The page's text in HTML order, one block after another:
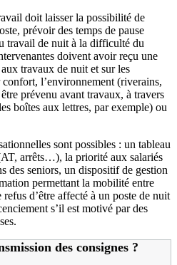
doit laisser la possibilité de
prévoir des temps de pause
travail de nuit à la difficulté du
doivent avoir reçu une
travaux de nuit et sur les
l’environnement (riverains,
prévenu avant travaux, à travers
boîtes aux lettres, par exemple) ou
sont possibles : un tableau
arrêts…), la priorité aux salariés
des seniors, un dispositif de gestion
permettant la mobilité entre
d’être affecté à un poste de nuit
s’il est motivé par des
des consignes ?